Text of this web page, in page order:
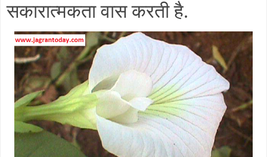
सकारात्मकता वास करती है.